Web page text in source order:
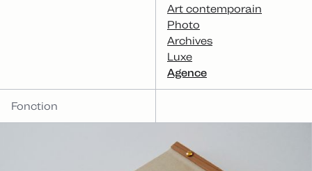
Art contemporain
Photo
Archives
Luxe
Agence
Fonction